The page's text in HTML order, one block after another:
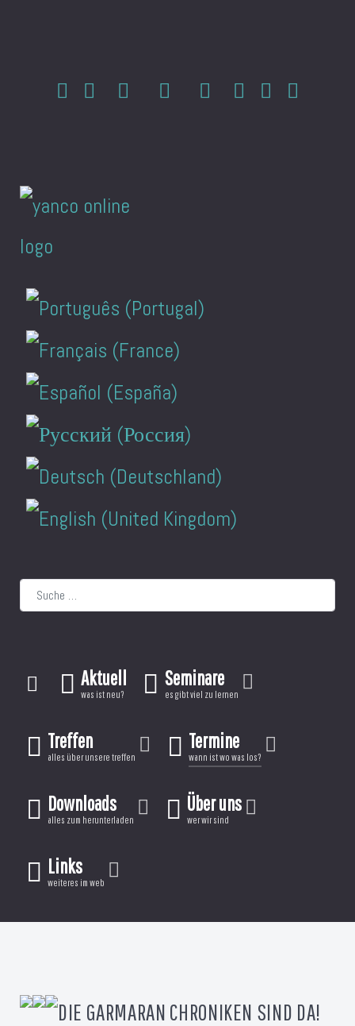
Sprache auswählen
Suchen
Aktuell
was ist neu?
Seminare
es gibt viel zu lernen
Treffen
alles über unsere treffen
Termine
wann ist wo was los?
Downloads
alles zum herunterladen
Über uns
wer wir sind
Links
weiteres im web
DIE GARMARAN CHRONIKEN SIND DA!